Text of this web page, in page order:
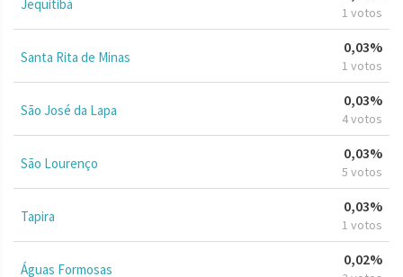
Jequitibá 1 votos
Santa Rita de Minas
0,03%
1 votos
São José da Lapa
0,03%
4 votos
São Lourenço
0,03%
5 votos
Tapira
0,03%
1 votos
Águas Formosas
0,02%